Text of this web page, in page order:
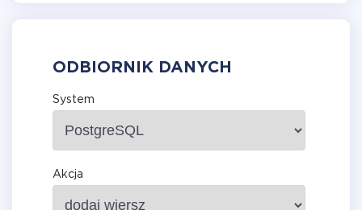
ODBIORNIK DANYCH
System
Akcja